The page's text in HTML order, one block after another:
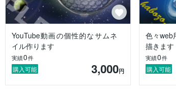
YouTube動画の個性的なサムネ
イル作ります
実績0件
購入可能 3,000円
色々web
描きます
実績0件
購入可能